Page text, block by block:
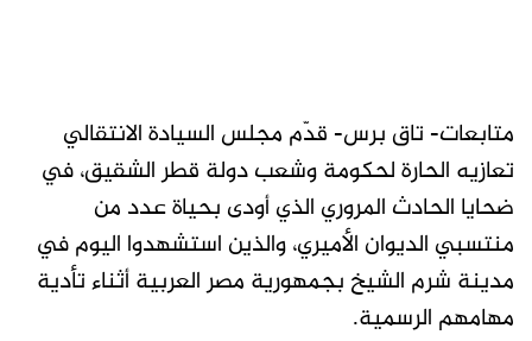
متابعات- تاق برس- قدّم مجلس السيادة الانتقالي
تعازيه الحارة لحكومة وشعب دولة قطر الشقيق، في
ضحايا الحادث المروري الذي أودى بحياة عدد من
منتسبي الديوان الأميري، والذين استشهدوا اليوم في
مدينة شرم الشيخ بجمهورية مصر العربية أثناء تأدية
مهامهم الرسمية.